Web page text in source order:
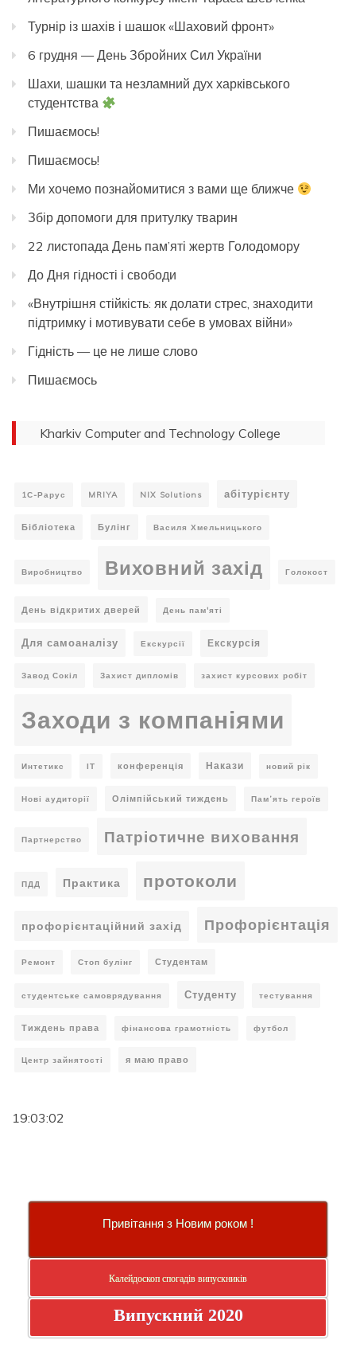
Турнір із шахів і шашок «Шаховий фронт»
6 грудня — День Збройних Сил України
Шахи, шашки та незламний дух харківського
студентства
Пишаємось!
Пишаємось!
Ми хочемо познайомитися з вами ще ближче
Збір допомоги для притулку тварин
22 листопада День пам’яті жертв Голодомору
До Дня гідності і свободи
«Внутрішня стійкість: як долати стрес, знаходити
підтримку і мотивувати себе в умовах війни»
Гідність — це не лише слово
Пишаємось
Kharkiv Computer and Technology College
1С-Рарус MRIYA NIX Solutions абітурієнту
Бібліотека Булінг Василя Хмельницького
Виробництво Виховний захід Голокост
День відкритих дверей День пам'яті
Для самоаналізу Екскурсії Екскурсія
Завод Сокіл Захист дипломів захист курсових робіт
Заходи з компаніями
Интетикс ІТ конференція Накази новий рік
Нові аудиторії Олімпійський тиждень Пам’ять героїв
Партнерство Патріотичне виховання
ПДД Практика протоколи
профорієнтаційний захід Профорієнтація
Ремонт Стоп булінг Студентам
студентське самоврядування Студенту тестування
Тиждень права фінансова грамотність футбол
Центр зайнятості я маю право
19:03:02
Привітання з Новим роком !
Калейдоскоп спогадів випускників
Випускний 2020